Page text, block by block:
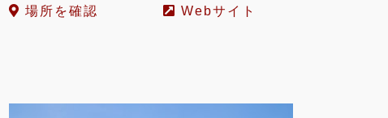
場所を確認 Webサイト